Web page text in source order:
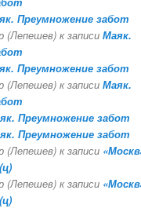
Преумножение забот
(Лепешев) к записиМаяк.
Преумножение забот
(Лепешев) к записиМаяк.
Преумножение забот
Преумножение забот
(Лепешев) к записи
(Лепешев) к записи